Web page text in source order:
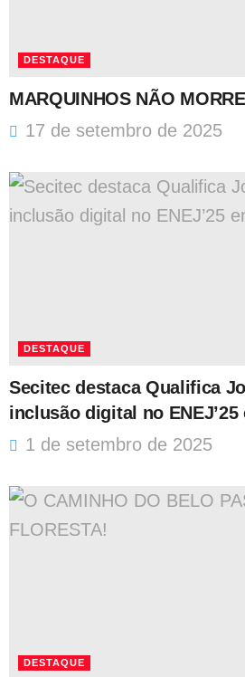
DESTAQUE
MARQUINHOS NÃO
17 de setembro de 2025
DESTAQUE
Secitec destaca Qualifica
inclusão digital no
1 de setembro de 2025
DESTAQUE